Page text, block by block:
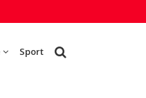
Sport